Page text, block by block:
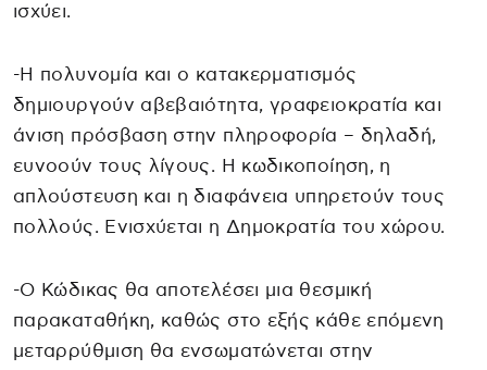
ισχύει.
-Η πολυνομία και ο κατακερματισμός
δημιουργούν αβεβαιότητα, γραφειοκρατία και
άνιση πρόσβαση στην πληροφορία – δηλαδή,
ευνοούν τους λίγους. Η κωδικοποίηση, η
απλούστευση και η διαφάνεια υπηρετούν τους
πολλούς. Ενισχύεται η Δημοκρατία του χώρου.
-Ο Κώδικας θα αποτελέσει μια θεσμική
παρακαταθήκη, καθώς στο εξής κάθε επόμενη
μεταρρύθμιση θα ενσωματώνεται στην